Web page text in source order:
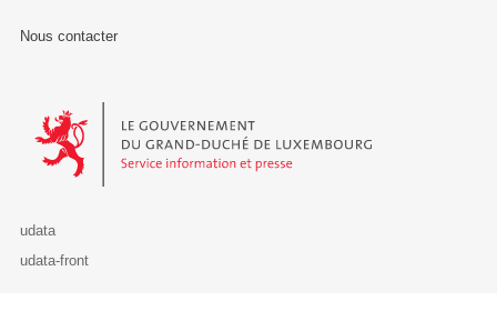
Nous contacter
Le Gouvernement du Grand-Duché de Luxembourg - Service
udata
udata-front